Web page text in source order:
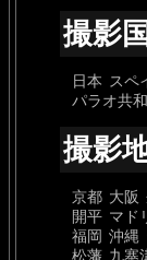
撮影国
日本 スペ
パラオ共
撮影
京都 大阪
開平 マド
福岡 沖縄
松藩 九寨